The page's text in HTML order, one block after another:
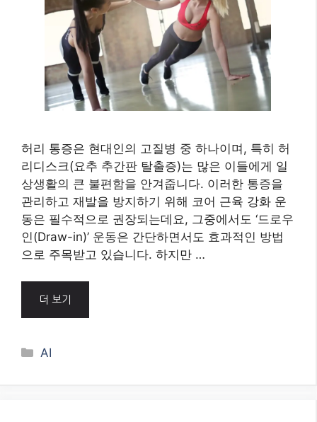
허리 통증은 현대인의 고질병 중 하나이며, 특히 허
리디스크(요추 추간판 탈출증)는 많은 이들에게 일
상생활의 큰 불편함을 안겨줍니다. 이러한 통증을
관리하고 재발을 방지하기 위해 코어 근육 강화 운
동은 필수적으로 권장되는데요, 그중에서도 ‘드로우
인(Draw-in)’ 운동은 간단하면서도 효과적인 방법
으로 주목받고 있습니다. 하지만 …
더 보기
Categories
AI